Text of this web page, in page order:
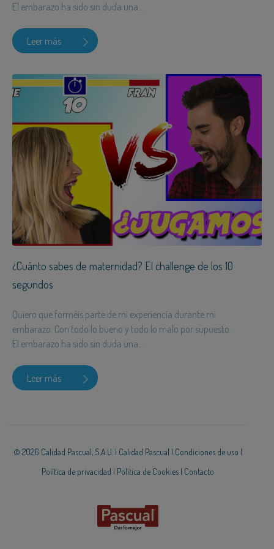
El embarazo ha sido sin duda una...
Leer más
¿Cuánto sabes de maternidad? El challenge de los 10
segundos
Quiero que forméis parte de mi experiencia durante mi
embarazo. Con todo lo bueno y todo lo malo por supuesto.
El embarazo ha sido sin duda una...
Leer más
© 2026 Calidad Pascual, S.A.U. | Calidad Pascual | Condiciones de uso |
Política de privacidad | Política de Cookies | Contacto